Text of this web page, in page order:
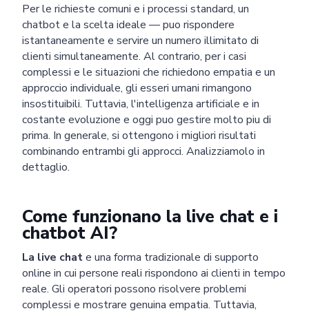
Per le richieste comuni e i processi standard, un
chatbot e la scelta ideale — puo rispondere
istantaneamente e servire un numero illimitato di
clienti simultaneamente. Al contrario, per i casi
complessi e le situazioni che richiedono empatia e un
approccio individuale, gli esseri umani rimangono
insostituibili. Tuttavia, l'intelligenza artificiale e in
costante evoluzione e oggi puo gestire molto piu di
prima. In generale, si ottengono i migliori risultati
combinando entrambi gli approcci. Analizziamolo in
dettaglio.
Come funzionano la live chat e i
chatbot AI?
La live chate una forma tradizionale di supporto
online in cui persone reali rispondono ai clienti in tempo
reale. Gli operatori possono risolvere problemi
complessi e mostrare genuina empatia. Tuttavia,